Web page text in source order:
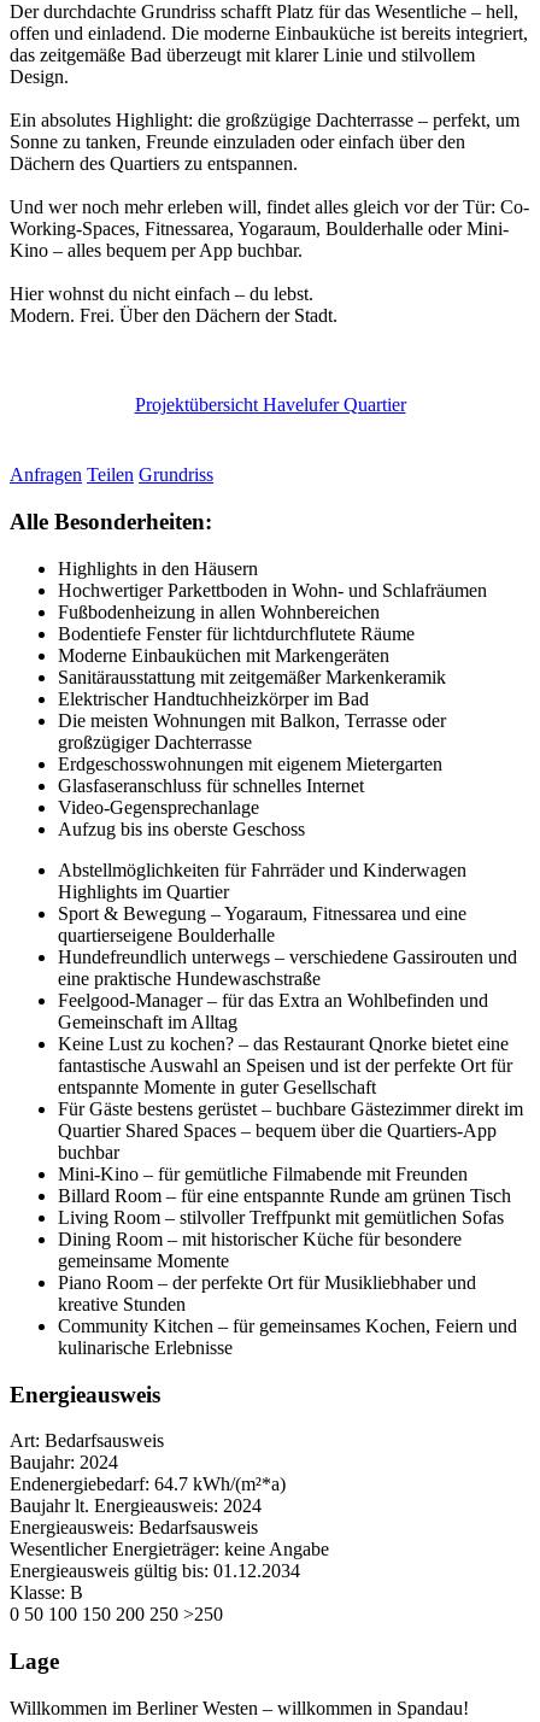
Der durchdachte Grundriss schafft Platz für das Wesentliche – hell,
offen und einladend. Die moderne Einbauküche ist bereits integriert,
das zeitgemäße Bad überzeugt mit klarer Linie und stilvollem
Design.
Ein absolutes Highlight: die großzügige Dachterrasse – perfekt, um
Sonne zu tanken, Freunde einzuladen oder einfach über den
Dächern des Quartiers zu entspannen.
Und wer noch mehr erleben will, findet alles gleich vor der Tür: Co-
Working-Spaces, Fitnessarea, Yogaraum, Boulderhalle oder Mini-
Kino – alles bequem per App buchbar.
Hier wohnst du nicht einfach – du lebst.
Modern. Frei. Über den Dächern der Stadt.
Projektübersicht Havelufer Quartier
Anfragen Teilen Grundriss
Alle Besonderheiten:
Highlights in den Häusern
Hochwertiger Parkettboden in Wohn- und Schlafräumen
Fußbodenheizung in allen Wohnbereichen
Bodentiefe Fenster für lichtdurchflutete Räume
Moderne Einbauküchen mit Markengeräten
Sanitärausstattung mit zeitgemäßer Markenkeramik
Elektrischer Handtuchheizkörper im Bad
Die meisten Wohnungen mit Balkon, Terrasse oder
großzügiger Dachterrasse
Erdgeschosswohnungen mit eigenem Mietergarten
Glasfaseranschluss für schnelles Internet
Video-Gegensprechanlage
Aufzug bis ins oberste Geschoss
Abstellmöglichkeiten für Fahrräder und Kinderwagen
Highlights im Quartier
Sport & Bewegung – Yogaraum, Fitnessarea und eine
quartierseigene Boulderhalle
Hundefreundlich unterwegs – verschiedene Gassirouten und
eine praktische Hundewaschstraße
Feelgood-Manager – für das Extra an Wohlbefinden und
Gemeinschaft im Alltag
Keine Lust zu kochen? – das Restaurant Qnorke bietet eine
fantastische Auswahl an Speisen und ist der perfekte Ort für
entspannte Momente in guter Gesellschaft
Für Gäste bestens gerüstet – buchbare Gästezimmer direkt im
Quartier Shared Spaces – bequem über die Quartiers-App
buchbar
Mini-Kino – für gemütliche Filmabende mit Freunden
Billard Room – für eine entspannte Runde am grünen Tisch
Living Room – stilvoller Treffpunkt mit gemütlichen Sofas
Dining Room – mit historischer Küche für besondere
gemeinsame Momente
Piano Room – der perfekte Ort für Musikliebhaber und
kreative Stunden
Community Kitchen – für gemeinsames Kochen, Feiern und
kulinarische Erlebnisse
Energieausweis
Art: Bedarfsausweis
Baujahr: 2024
Endenergiebedarf: 64.7 kWh/(m²*a)
Baujahr lt. Energieausweis: 2024
Energieausweis: Bedarfsausweis
Wesentlicher Energieträger: keine Angabe
Energieausweis gültig bis: 01.12.2034
Klasse: B
0 50 100 150 200 250 >250
Lage
Willkommen im Berliner Westen – willkommen in Spandau!